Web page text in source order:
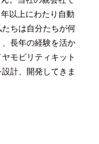
以上にわたり自動
ちは自分たちが何
長年の経験を活か
モビリティキット
計、開発してきま